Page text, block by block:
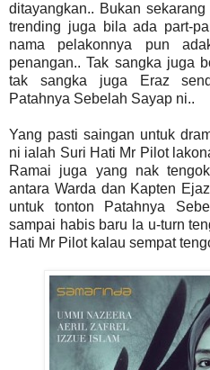
ditayangkan.. Bukan
trending juga bila ada part-
nama pelakonnya pun
penangan.. Tak sangka juga
tak sangka juga Eraz
Patahnya Sebelah Sayap ni..
Yang pasti saingan untuk
ni ialah Suri Hati Mr Pilot
Ramai juga yang nak
antara Warda dan Kapten
untuk tonton Patahnya
sampai habis baru la u-turn
Hati Mr Pilot kalau sempat